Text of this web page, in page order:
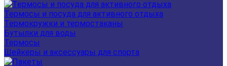
Термосы и посуда для активного отдыха
Термокружки и термостаканы
Бутылки для воды
Термосы
Шейкеры и аксессуары для спорта